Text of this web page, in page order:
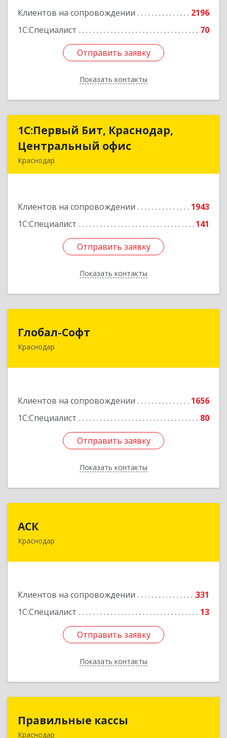
Клиентов на сопровождении
2196
1С:Специалист
70
Отправить заявку
Показать контакты
Отправить заявку
Назад
1С:Первый Бит, Краснодар,
Центральный офис
Краснодар
Клиентов на сопровождении
1943
1С:Специалист
141
Отправить заявку
Показать контакты
1С:Первый Бит, Краснодар,
Центральный офис
Подробнее
Отправить заявку
Назад
Глобал-Софт
Краснодар
Клиентов на сопровождении
1656
1С:Специалист
80
Отправить заявку
Показать контакты
350018, Краснодарский край, Краснодар г,
Отправить заявку
Назад
АСК
Краснодар
Клиентов на сопровождении
331
1С:Специалист
13
Отправить заявку
Показать контакты
350900, Краснодарский край, Краснодар г,
Отправить заявку
Назад
Правильные кассы
Краснодар